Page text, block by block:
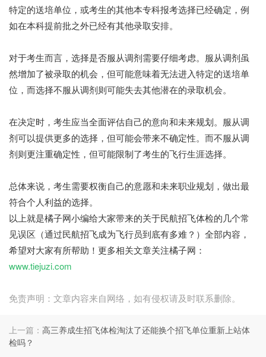
特定的送培单位，或考生的其他本专科报考选择已经确定，例
如在本科提前批之外已经有其他录取安排。
对于考生而言，选择是否服从调剂需要仔细考虑。服从调剂虽
然增加了被录取的机会，但可能意味着无法进入特定的送培单
位，而选择不服从调剂则可能失去其他潜在的录取机会。
在决定时，考生应当全面评估自己的意向和未来规划。服从调
剂可以提供更多的选择，但可能会带来不确定性。而不服从调
剂则更注重确定性，但可能限制了考生的飞行生涯选择。
总体来说，考生需要权衡自己的意愿和未来职业规划，做出最
符合个人利益的选择。
以上就是橘子网小编给大家带来的关于民航招飞体检的几个常
见误区（通过民航招飞成为飞行员到底有多难？）全部内容，
希望对大家有所帮助！更多相关文章关注橘子网：
www.tiejuzi.com
免责声明：文章内容来自网络，如有侵权请及时联系删除。
上一篇： 高三养成生招飞体检淘汰了还能换个招飞单位重新上站体
检吗？